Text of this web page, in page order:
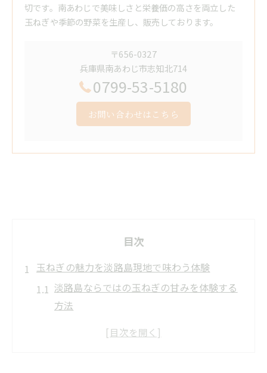
切です。南あわじで美味しさと栄養価の高さを両立した
玉ねぎや季節の野菜を生産し、販売しております。
〒656-0327
兵庫県南あわじ市志知北714
0799-53-5180
お問い合わせはこちら
目次
玉ねぎの魅力を淡路島現地で味わう体験
淡路島ならではの玉ねぎの甘みを体験する
方法
玉ねぎの旬を現地で感じる楽しさと魅力